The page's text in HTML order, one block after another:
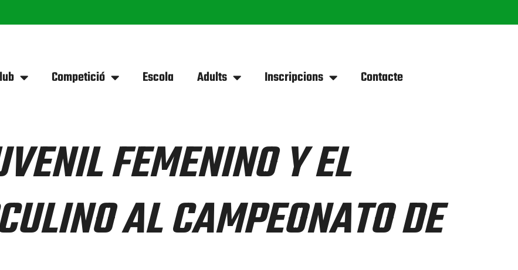
Competició Escola Adults Inscripcions Contacte
FEMENINO Y EL
AL CAMPEONATO DE